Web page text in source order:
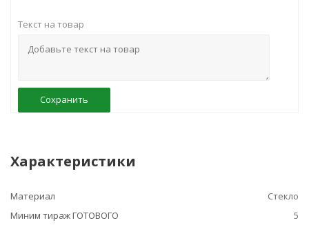
Текст на товар
Сохранить
Характеристики
Материал
Стекло
Миним тираж ГОТОВОГО
5